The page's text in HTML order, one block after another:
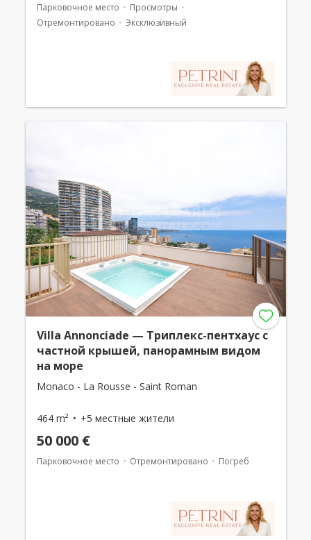
Парковочное место
Просмотры
Отремонтировано
Эксклюзивный
Villa Annonciade — Триплекс-пентхаус с
частной крышей, панорамным видом
на море
Monaco - La Rousse - Saint Roman
464 m² +5 местные жители
50 000 €
Парковочное место Отремонтировано Погреб